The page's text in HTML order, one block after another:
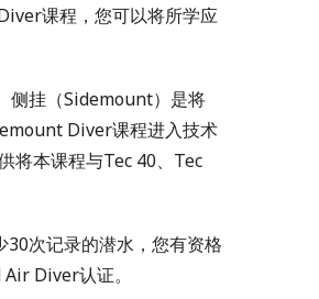
课程，您可以将所学应
侧挂（Sidemount）是将
Diver课程进入技术
将本课程与Tec 40、 Tec
30次记录的潜水，您有资格
Air Diver认证。